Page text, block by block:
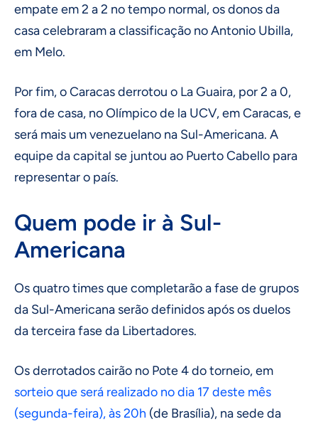
empate em 2 a 2 no tempo normal, os donos da
casa celebraram a classificação no Antonio Ubilla,
em Melo.
Por fim, o Caracas derrotou o La Guaira, por 2 a 0,
fora de casa, no Olímpico de la UCV, em Caracas, e
será mais um venezuelano na Sul-Americana. A
equipe da capital se juntou ao Puerto Cabello para
representar o país.
Quem pode ir à Sul-
Americana
Os quatro times que completarão a fase de grupos
da Sul-Americana serão definidos após os duelos
da terceira fase da Libertadores.
Os derrotados cairão no Pote 4 do torneio, em
sorteio que será realizado no dia 17 deste mês
(segunda-feira), às 20h (de Brasília), na sede da